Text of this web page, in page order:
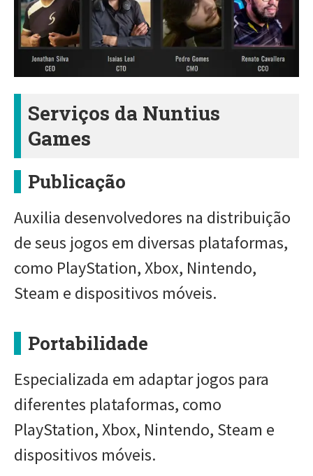
Serviços da Nuntius
Games
Publicação
Auxilia desenvolvedores na distribuição
de seus jogos em diversas plataformas,
como PlayStation, Xbox, Nintendo,
Steam e dispositivos móveis.
Portabilidade
Especializada em adaptar jogos para
diferentes plataformas, como
PlayStation, Xbox, Nintendo, Steam e
dispositivos móveis.